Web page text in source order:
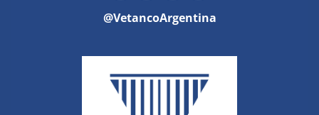
@VetancoArgentina